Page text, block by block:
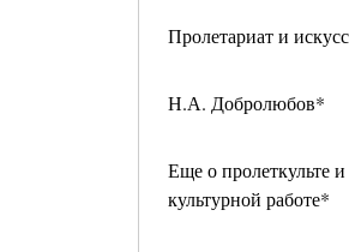
Пролетариат и
Н.А. Добролюбов*
Еще о пролеткульте и
культурной работе*